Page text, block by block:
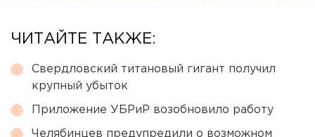
ЧИТАЙТЕ ТАКЖЕ:
Свердловский титановый гигант получил
крупный убыток
Приложение УБРиР возобновило работу
Челябинцев предупредили о возможном